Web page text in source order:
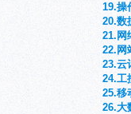
19.操
20.数
21.网
22.网
23.云
24.工
25.移
26.大